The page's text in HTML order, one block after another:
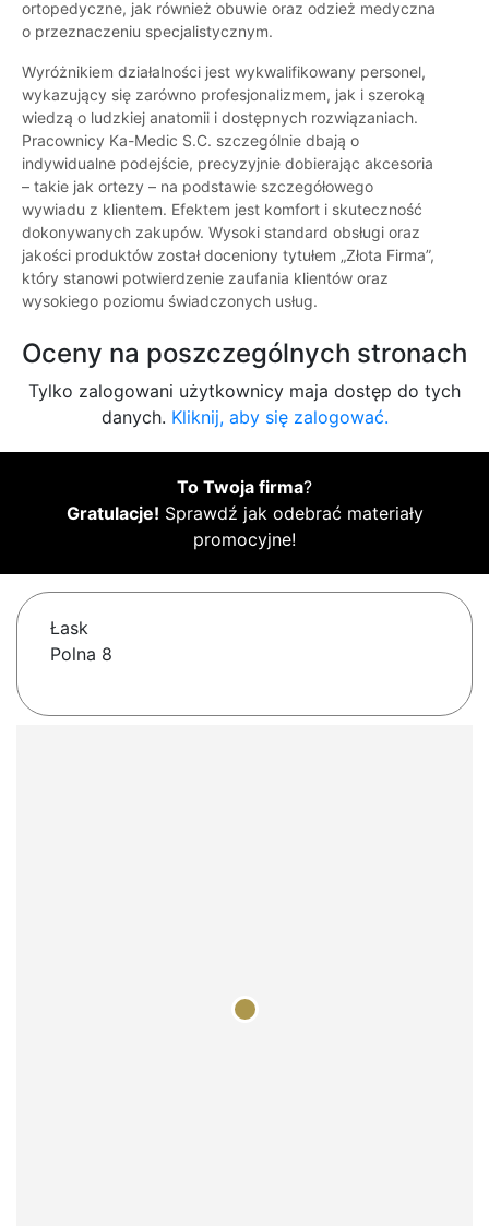
ortopedyczne, jak również obuwie oraz odzież medyczna
o przeznaczeniu specjalistycznym.
Wyróżnikiem działalności jest wykwalifikowany personel,
wykazujący się zarówno profesjonalizmem, jak i szeroką
wiedzą o ludzkiej anatomii i dostępnych rozwiązaniach.
Pracownicy Ka-Medic S.C. szczególnie dbają o
indywidualne podejście, precyzyjnie dobierając akcesoria
– takie jak ortezy – na podstawie szczegółowego
wywiadu z klientem. Efektem jest komfort i skuteczność
dokonywanych zakupów. Wysoki standard obsługi oraz
jakości produktów został doceniony tytułem „Złota Firma”,
który stanowi potwierdzenie zaufania klientów oraz
wysokiego poziomu świadczonych usług.
Oceny na poszczególnych stronach
Tylko zalogowani użytkownicy maja dostęp do tych
danych. Kliknij, aby się zalogować.
To Twoja firma?
Gratulacje! Sprawdź jak odebrać materiały
promocyjne!
Łask
Polna 8